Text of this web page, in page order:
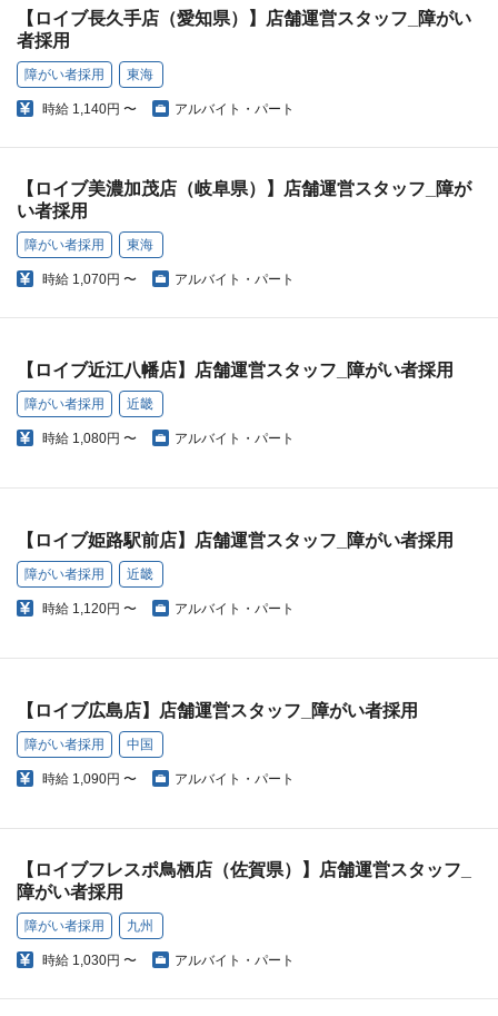
【ロイブ長久手店（愛知県）】店舗運営スタッフ_障がい
者採用
障がい者採用 東海
時給 1,140円 〜 アルバイト・パート
【ロイブ美濃加茂店（岐阜県）】店舗運営スタッフ_障が
い者採用
障がい者採用 東海
時給 1,070円 〜 アルバイト・パート
【ロイブ近江八幡店】店舗運営スタッフ_障がい者採用
障がい者採用 近畿
時給 1,080円 〜 アルバイト・パート
【ロイブ姫路駅前店】店舗運営スタッフ_障がい者採用
障がい者採用 近畿
時給 1,120円 〜 アルバイト・パート
【ロイブ広島店】店舗運営スタッフ_障がい者採用
障がい者採用 中国
時給 1,090円 〜 アルバイト・パート
【ロイブフレスポ鳥栖店（佐賀県）】店舗運営スタッフ_
障がい者採用
障がい者採用 九州
時給 1,030円 〜 アルバイト・パート